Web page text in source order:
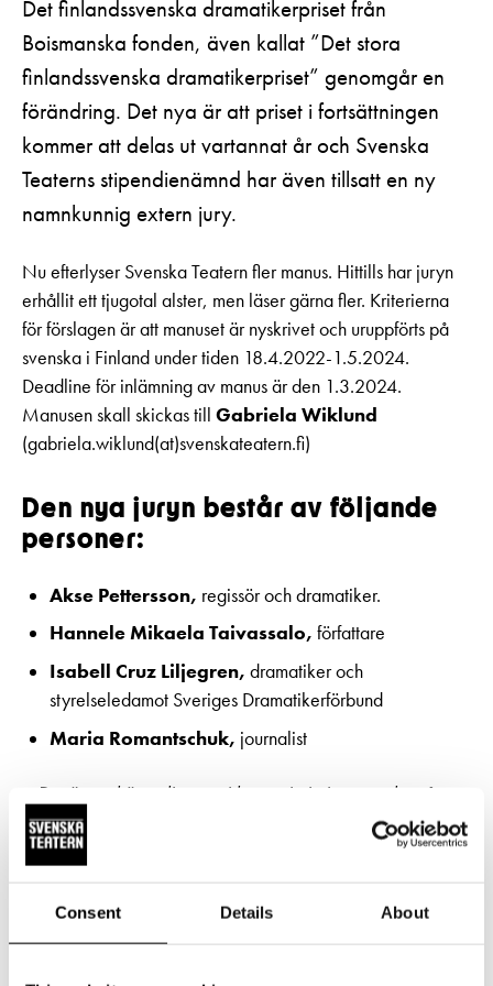
Consent Details About
Det finlandssvenska dramatikerpriset från
Boismanska fonden, även kallat ”Det stora
finlandssvenska dramatikerpriset” genomgår en
förändring. Det nya är att priset i fortsättningen
kommer att delas ut vartannat år och Svenska
Teaterns stipendienämnd har även tillsatt en ny
namnkunnig extern jury.
Nu efterlyser Svenska Teatern fler manus. Hittills har juryn
erhållit ett tjugotal alster, men läser gärna fler. Kriterierna
för förslagen är att manuset är nyskrivet och uruppförts på
svenska i Finland under tiden 18.4.2022-1.5.2024.
Deadline för inlämning av manus är den 1.3.2024.
Manusen skall skickas till Gabriela Wiklund
(gabriela.wiklund(at)svenskateatern.fi)
Den nya juryn består av följande
personer:
Akse Pettersson, regissör och dramatiker.
Hannele Mikaela Taivassalo, författare
Isabell Cruz Liljegren, dramatiker och
styrelseledamot Sveriges Dramatikerförbund
Maria Romantschuk, journalist
– Det är oerhört roligt att vi har en ivrig jury som består av
personer med så olika bakgrund. De representerar väldigt
olika roller inom scenkonsten. Vi hoppas att juryn kommer
att ha stimulerande lässtunder och förstås att de i den
nyskrivna dramatiken på svenska i Finland hittar både
djärva och överraskande röster,